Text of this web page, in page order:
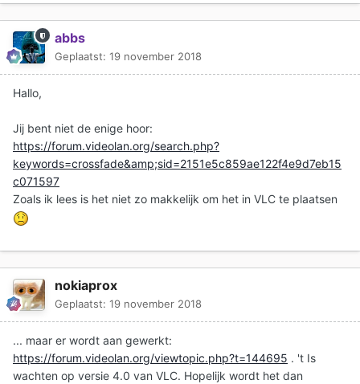
abbs
Geplaatst: 19 november 2018
Hallo,
Jij bent niet de enige hoor:
https://forum.videolan.org/search.php?
keywords=crossfade&amp;sid=2151e5c859ae122f4e9d7eb15
c071597
Zoals ik lees is het niet zo makkelijk om het in VLC te plaatsen
nokiaprox
Geplaatst: 19 november 2018
... maar er wordt aan gewerkt:
https://forum.videolan.org/viewtopic.php?t=144695 . 't Is
wachten op versie 4.0 van VLC. Hopelijk wordt het dan